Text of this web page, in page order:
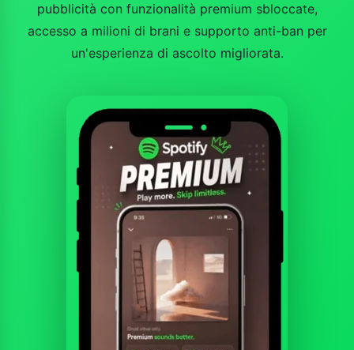
pubblicità con funzionalità premium sbloccate,
accesso a milioni di brani e supporto anti-ban per
un'esperienza di ascolto migliorata.